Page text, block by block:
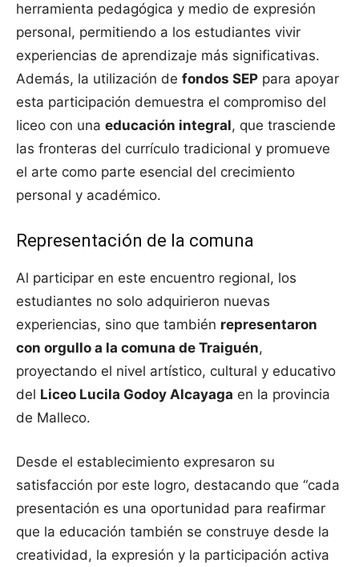
herramienta pedagógica y medio de expresión
personal, permitiendo a los estudiantes vivir
experiencias de aprendizaje más significativas.
Además, la utilización de fondos SEP para apoyar
esta participación demuestra el compromiso del
liceo con una educación integral, que trasciende
las fronteras del currículo tradicional y promueve
el arte como parte esencial del crecimiento
personal y académico.
Representación de la comuna
Al participar en este encuentro regional, los
estudiantes no solo adquirieron nuevas
experiencias, sino que también representaron
con orgullo a la comuna de Traiguén,
proyectando el nivel artístico, cultural y educativo
del Liceo Lucila Godoy Alcayaga en la provincia
de Malleco.
Desde el establecimiento expresaron su
satisfacción por este logro, destacando que “cada
presentación es una oportunidad para reafirmar
que la educación también se construye desde la
creatividad, la expresión y la participación activa